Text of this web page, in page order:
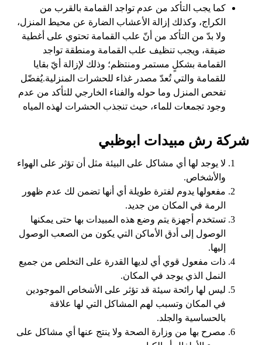
كما يجب التأكد من عدم تواجد القمامة بالقرب من
الكراج، وكذلك إزالة الأعشاب الضارة عن محيط المنزل،
ولا بدّ من التأكد من أنّ علب القمامة تحتوي على أغطية
ضيقة، ويجب تنظيف علب القمامة ومنطقة تواجد
القمامة بشكلٍ مستمر ومنتظم؛ وذلك لإزالة أيّ بقايا
للقمامة والتي تُعدّ مصدر غذاء للحشرات المنزلية.يُفضّل
تفحص المنزل وما حوله والفناء الخارجي للتأكد من عدم
وجود تجمعات للماء، حيث تنجذب الحشرات لهذه المياه
شركة رش مبيدات ابوظبي
لا يوجد لها أي مشاكل على البيئة مثل أن تؤثر على الهواء
والأشخاص.
مفعولها يدوم لفترة طويلة أي أنها تضمن لك عدم ظهور
الرمة في المكان من جديد.
تستخدم أجهزة يتم وضع هذه المبيدات بها حتى يمكنها
الوصول إلى أدق الأماكن التي يكون من الصعب الوصول
إليها.
ذات مفعول قوي أي لديها القدرة على التخلص من جميع
النمل الذي يوجد في المكان.
ليس لها رائحة سيئة قد تؤثر على الأشخاص الموجودين
في المكان وتسبب لهم المشاكل التي لها علاقة
بالحساسية والجلد.
مصرح بها من وزارة الصحة ولا ينتج عنها أي مشاكل على